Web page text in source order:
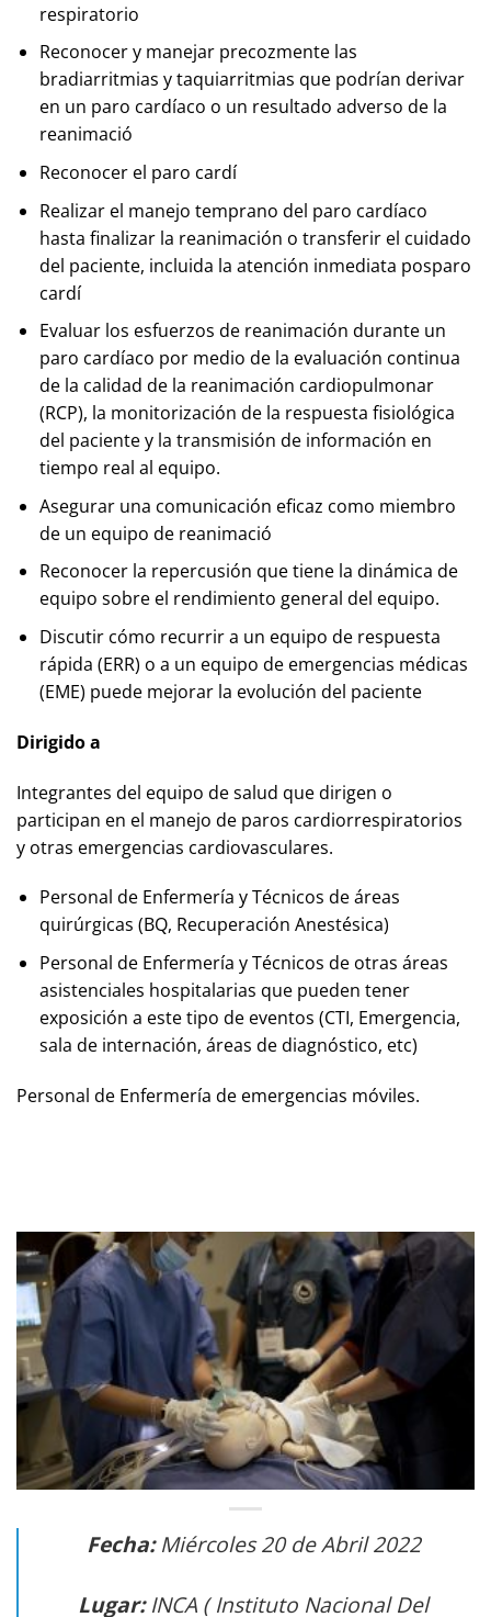
respiratorio
Reconocer y manejar precozmente las
bradiarritmias y taquiarritmias que podrían derivar
en un paro cardíaco o un resultado adverso de la
reanimació
Reconocer el paro cardí
Realizar el manejo temprano del paro cardíaco
hasta finalizar la reanimación o transferir el cuidado
del paciente, incluida la atención inmediata posparo
cardí
Evaluar los esfuerzos de reanimación durante un
paro cardíaco por medio de la evaluación continua
de la calidad de la reanimación cardiopulmonar
(RCP), la monitorización de la respuesta fisiológica
del paciente y la transmisión de información en
tiempo real al equipo.
Asegurar una comunicación eficaz como miembro
de un equipo de reanimació
Reconocer la repercusión que tiene la dinámica de
equipo sobre el rendimiento general del equipo.
Discutir cómo recurrir a un equipo de respuesta
rápida (ERR) o a un equipo de emergencias médicas
(EME) puede mejorar la evolución del paciente
Dirigido a
Integrantes del equipo de salud que dirigen o
participan en el manejo de paros cardiorrespiratorios
y otras emergencias cardiovasculares.
Personal de Enfermería y Técnicos de áreas
quirúrgicas (BQ, Recuperación Anestésica)
Personal de Enfermería y Técnicos de otras áreas
asistenciales hospitalarias que pueden tener
exposición a este tipo de eventos (CTI, Emergencia,
sala de internación, áreas de diagnóstico, etc)
Personal de Enfermería de emergencias móviles.
Fecha:Miércoles 20 de Abril 2022
Lugar:INCA ( Instituto Nacional Del